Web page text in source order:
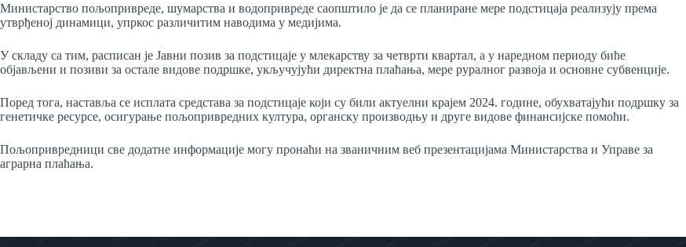
Министарство пољопривреде, шумарства и водопривреде саопштило је да се планиране мере подстицаја реализују према
утврђеној динамици, упркос различитим наводима у медијима.
У складу са тим, расписан је Јавни позив за подстицаје у млекарству за четврти квартал, а у наредном периоду биће
објављени и позиви за остале видове подршке, укључујући директна плаћања, мере руралног развоја и основне субвенције.
Поред тога, наставља се исплата средстава за подстицаје који су били актуелни крајем 2024. године, обухватајући подршку за
генетичке ресурсе, осигурање пољопривредних култура, органску производњу и друге видове финансијске помоћи.
Пољопривредници све додатне информације могу пронаћи на званичним веб презентацијама Министарства и Управе за
аграрна плаћања.